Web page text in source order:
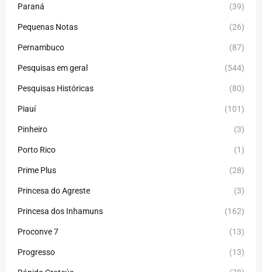
Paraná (39)
Pequenas Notas (26)
Pernambuco (87)
Pesquisas em geral (544)
Pesquisas Históricas (80)
Piauí (101)
Pinheiro (3)
Porto Rico (1)
Prime Plus (28)
Princesa do Agreste (3)
Princesa dos Inhamuns (162)
Proconve 7 (13)
Progresso (13)